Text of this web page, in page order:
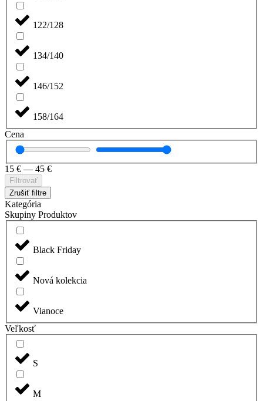
122/128
134/140
146/152
158/164
Cena
15 € — 45 €
Filtrovať
Zrušiť filtre
Kategória
Skupiny Produktov
Black Friday
Nová kolekcia
Vianoce
Veľkosť
S
M